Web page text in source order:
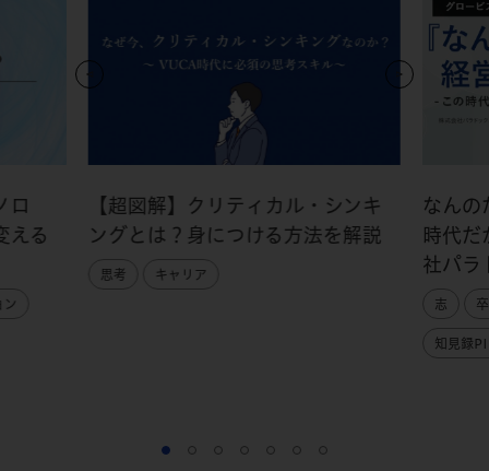
ロ
える
ン
【超図解】クリティカル・シンキ
ングとは？身につける方法を解説
思考 キャリア
なんの
時代だ
社パラ
志
知見録